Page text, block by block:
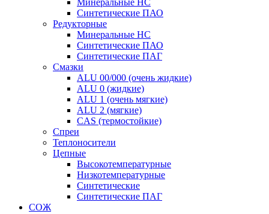
Минеральные HC
Синтетические ПАО
Редукторные
Минеральные HC
Синтетические ПАО
Синтетические ПАГ
Смазки
ALU 00/000 (очень жидкие)
ALU 0 (жидкие)
ALU 1 (очень мягкие)
ALU 2 (мягкие)
CAS (термостойкие)
Спреи
Теплоносители
Цепные
Высокотемпературные
Низкотемпературные
Синтетические
Синтетические ПАГ
СОЖ